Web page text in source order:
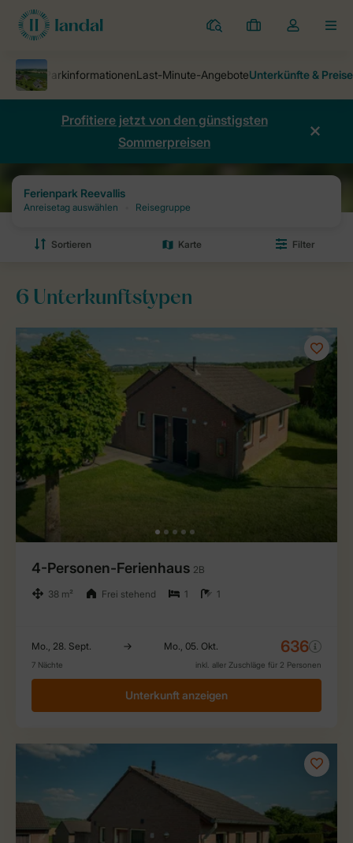
Ferienparks
Meine
Dropdown-
meines
öffnen
Profitiere jetzt von den günstigsten
Sommerpreisen
Ferienparks Ferienpark Reevallis